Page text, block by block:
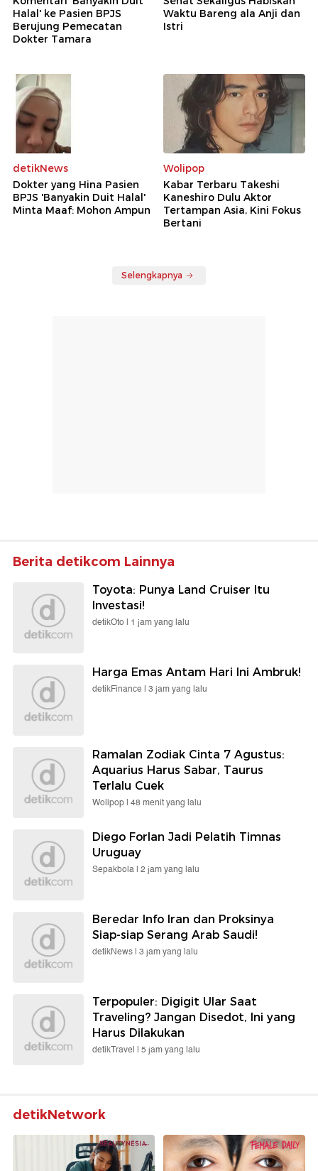
Halal' ke Pasien BPJS
Berujung Pemecatan
Dokter Tamara
Waktu Bareng ala Anji dan
Istri
detikNews
Dokter yang Hina Pasien
BPJS 'Banyakin Duit Halal'
Minta Maaf: Mohon Ampun
Wolipop
Kabar Terbaru Takeshi
Kaneshiro Dulu Aktor
Tertampan Asia, Kini Fokus
Bertani
Selengkapnya
Berita detikcom Lainnya
Toyota: Punya Land Cruiser Itu
Investasi!
detikOto | 1 jam yang lalu
Harga Emas Antam Hari Ini Ambruk!
detikFinance | 3 jam yang lalu
Ramalan Zodiak Cinta 7 Agustus:
Aquarius Harus Sabar, Taurus
Terlalu Cuek
Wolipop | 48 menit yang lalu
Diego Forlan Jadi Pelatih Timnas
Uruguay
Sepakbola | 2 jam yang lalu
Beredar Info Iran dan Proksinya
Siap-siap Serang Arab Saudi!
detikNews | 3 jam yang lalu
Terpopuler: Digigit Ular Saat
Traveling? Jangan Disedot, Ini yang
Harus Dilakukan
detikTravel | 5 jam yang lalu
detikNetwork